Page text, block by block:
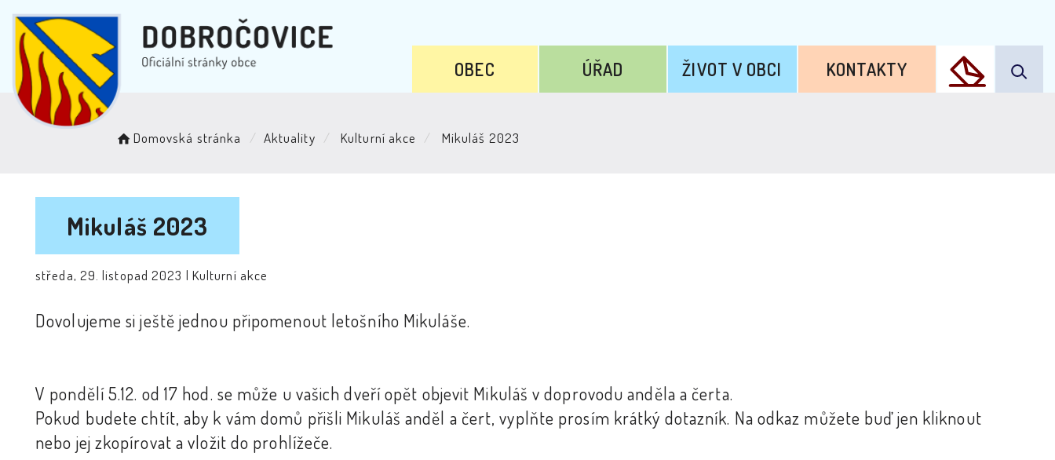
OBEC ÚŘAD ŽIVOT V OBCI KONTAKTY
Domovská stránka Aktuality Kulturní akce Mikuláš 2023
Mikuláš 2023
středa, 29. listopad 2023 | Kulturní akce
Dovolujeme si ještě jednou připomenout letošního Mikuláše.
V pondělí 5.12. od 17 hod. se může u vašich dveří opět objevit Mikuláš v doprovodu anděla a čerta.
Pokud budete chtít, aby k vám domů přišli Mikuláš anděl a čert, vyplňte prosím krátký dotazník. Na odkaz můžete buď jen kliknout
nebo jej zkopírovat a vložit do prohlížeče.